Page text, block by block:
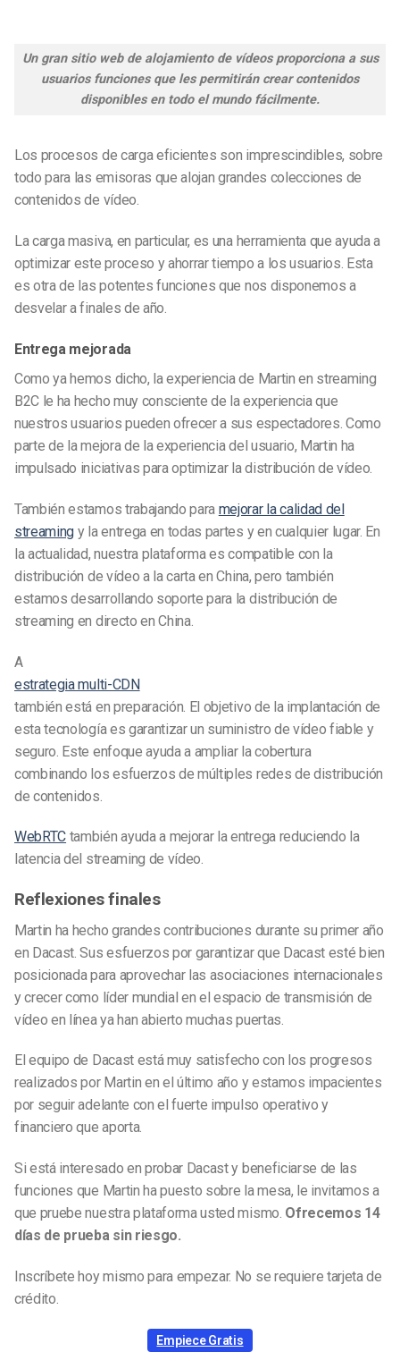
Un gran sitio web de alojamiento de vídeos proporciona a sus
usuarios funciones que les permitirán crear contenidos
disponibles en todo el mundo fácilmente.
Los procesos de carga eficientes son imprescindibles, sobre
todo para las emisoras que alojan grandes colecciones de
contenidos de vídeo.
La carga masiva, en particular, es una herramienta que ayuda a
optimizar este proceso y ahorrar tiempo a los usuarios. Esta
es otra de las potentes funciones que nos disponemos a
desvelar a finales de año.
Entrega mejorada
Como ya hemos dicho, la experiencia de Martin en streaming
B2C le ha hecho muy consciente de la experiencia que
nuestros usuarios pueden ofrecer a sus espectadores. Como
parte de la mejora de la experiencia del usuario, Martin ha
impulsado iniciativas para optimizar la distribución de vídeo.
También estamos trabajando para mejorar la calidad del
streaming y la entrega en todas partes y en cualquier lugar. En
la actualidad, nuestra plataforma es compatible con la
distribución de vídeo a la carta en China, pero también
estamos desarrollando soporte para la distribución de
streaming en directo en China.
A
estrategia multi-CDN
también está en preparación. El objetivo de la implantación de
esta tecnología es garantizar un suministro de vídeo fiable y
seguro. Este enfoque ayuda a ampliar la cobertura
combinando los esfuerzos de múltiples redes de distribución
de contenidos.
WebRTC también ayuda a mejorar la entrega reduciendo la
latencia del streaming de vídeo.
Reflexiones finales
Martin ha hecho grandes contribuciones durante su primer año
en Dacast. Sus esfuerzos por garantizar que Dacast esté bien
posicionada para aprovechar las asociaciones internacionales
y crecer como líder mundial en el espacio de transmisión de
vídeo en línea ya han abierto muchas puertas.
El equipo de Dacast está muy satisfecho con los progresos
realizados por Martin en el último año y estamos impacientes
por seguir adelante con el fuerte impulso operativo y
financiero que aporta.
Si está interesado en probar Dacast y beneficiarse de las
funciones que Martin ha puesto sobre la mesa, le invitamos a
que pruebe nuestra plataforma usted mismo. Ofrecemos 14
días de prueba sin riesgo.
Inscríbete hoy mismo para empezar. No se requiere tarjeta de
crédito.
Empiece Gratis